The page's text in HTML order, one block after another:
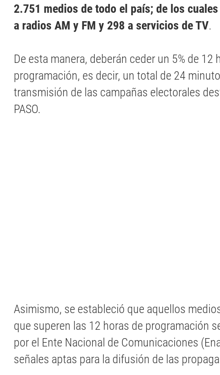
2.751 medios de todo el país; de los
a radios AM y FM y 298 a servicios de TV.
De esta manera, deberán ceder un 5% de 12
programación, es decir, un total de 24
transmisión de las campañas electorales
PASO.
Asimismo, se estableció que aquellos
que superen las 12 horas de programación
por el Ente Nacional de Comunicaciones
señales aptas para la difusión de las